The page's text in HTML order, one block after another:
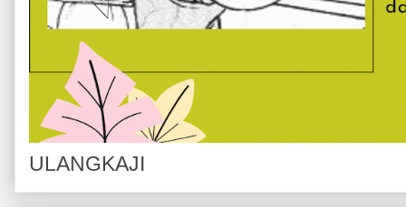
ULANGKAJI